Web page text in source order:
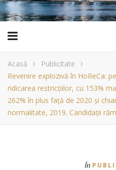
Acasă
Publicitate
Revenire explozivă în HoReCa:
ridicarea restricțiilor, cu 153%
262% în plus față de 2020 și
normalitate, 2019. Candidații
În